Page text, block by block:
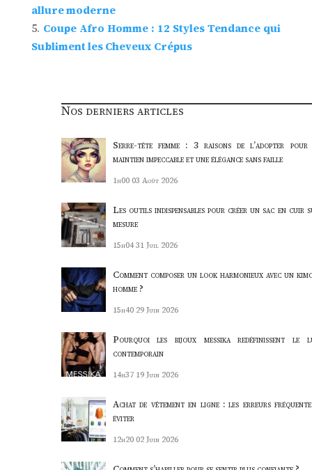
allure moderne
Coupe Afro Homme : 12 Styles Tendance qui
Subliment les Cheveux Crépus
Nos derniers articles
Serre-tête femme : 3 raisons de l’adopter pour
maintien impeccable et une élégance sans faille
1h00 03 Août 2026
Les outils indispensables pour créer un sac en cuir
mesure
15h04 31 Juil 2026
Comment composer un look harmonieux avec un
homme ?
15h40 29 Juin 2026
Pourquoi les bijoux messika redéfinissent le
contemporain
14h37 19 Juin 2026
Achat de vêtement en ligne : les erreurs
éviter
12h20 02 Juin 2026